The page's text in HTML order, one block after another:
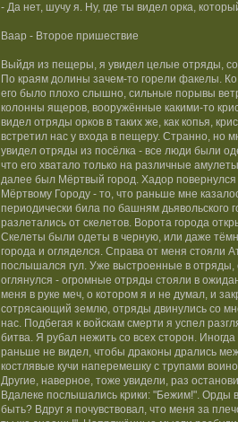
- Да нет, шучу я. Ну, где ты видел орка,
Ваар - Второе пришествие
Выйдя из пещеры, я увидел целые отряды,
По краям долины зачем-то горели факелы.
его было плохо слышно, сильные порывы
колонны ящеров, вооружённые какими-то
видел отряды орков в таких же, как копья,
встретил нас у входа в пещеру. Странно, но
увидел отряды из посёлка - все люди были
что его хватало только на различные
далее был Мёртвый город. Хадор
Мёртвому Городу - то, что раньше мне
периодически била по башням дьявольского
разлетались от скелетов. Ворота города
Скелеты были одеты в черную, или даже
города и огляделся. Справа от меня стояли
послышался гул. Уже выстроенные в отряды,
оглянулся - огромные отряды стояли в
меня в руке меч, о котором я и не думал, и
сотрясающий землю, отряды двинулись со
нас. Подбегая к войскам смерти я успел
битва. Я рубал нежить со всех сторон.
раньше не видел, чтобы драконы дрались
костлявые кучи наперемешку с трупами
Другие, наверное, тоже увидели, раз
Вдалеке послышались крики: "Бежим!". Орды
быть? Вдруг я почувствовал, что меня за